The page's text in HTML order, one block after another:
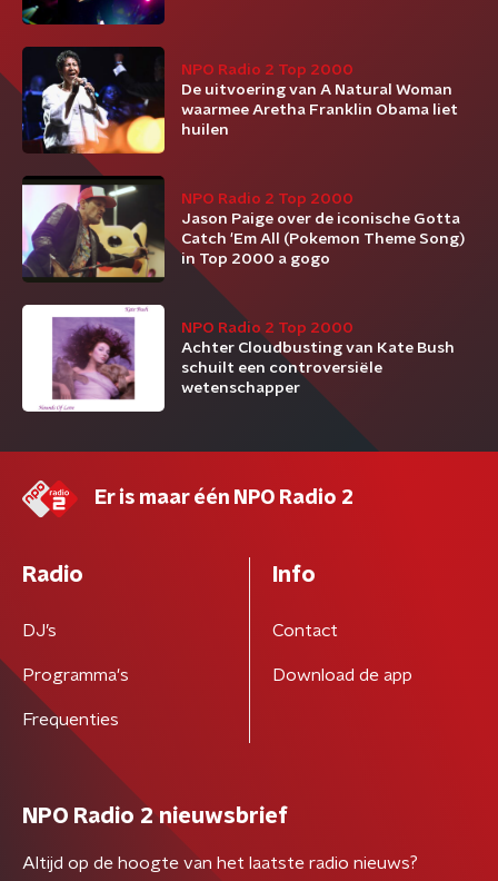
NPO Radio 2 Top 2000
De uitvoering van A Natural Woman
waarmee Aretha Franklin Obama liet
huilen
NPO Radio 2 Top 2000
Jason Paige over de iconische Gotta
Catch 'Em All (Pokemon Theme Song)
in Top 2000 a gogo
NPO Radio 2 Top 2000
Achter Cloudbusting van Kate Bush
schuilt een controversiële
wetenschapper
Er is maar één NPO Radio 2
Radio
DJ’s
Programma's
Frequenties
Info
Contact
Download de app
NPO Radio 2 nieuwsbrief
Altijd op de hoogte van het laatste radio nieuws?